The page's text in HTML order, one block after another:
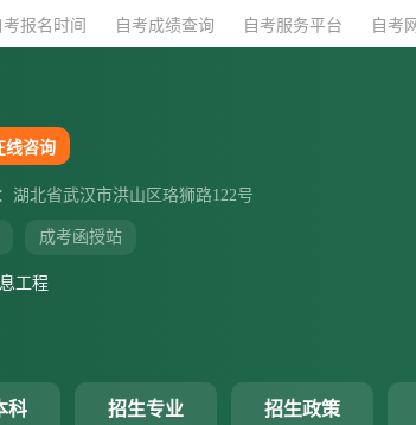
考报名时间 自考成绩查询 自考服务平台 自考
线咨询
湖北省武汉市洪山区珞狮路122号
成考函授站
工程
科 招生专业 招生政策
考报名时间 自考成绩查询 自考服务平台 自考